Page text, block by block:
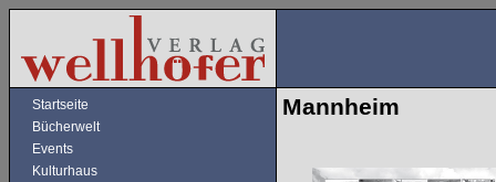
Startseite
Bücherwelt
Events
Kulturhaus
Mannheim